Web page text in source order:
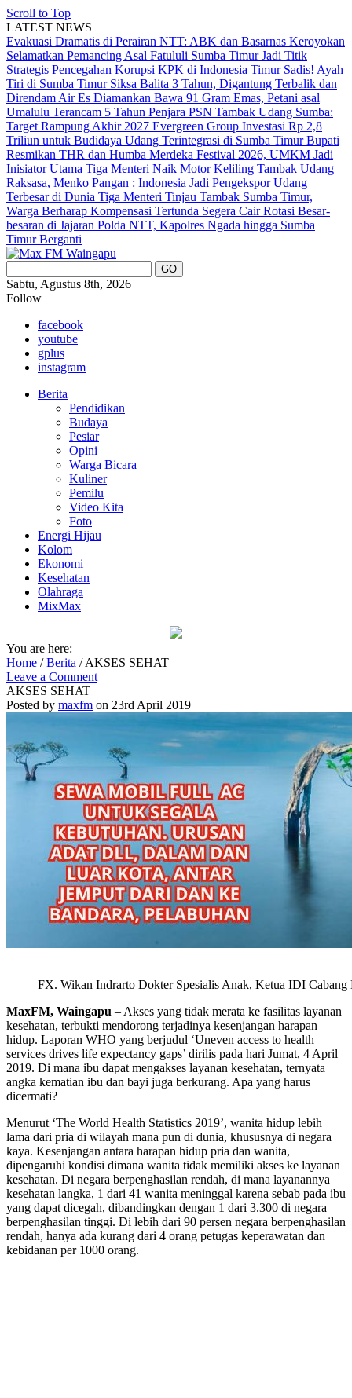
Scroll to Top
LATEST NEWS
Evakuasi Dramatis di Perairan NTT: ABK dan Basarnas Keroyokan
Selamatkan Pemancing Asal Fatululi Sumba Timur Jadi Titik
Strategis Pencegahan Korupsi KPK di Indonesia Timur Sadis! Ayah
Tiri di Sumba Timur Siksa Balita 3 Tahun, Digantung Terbalik dan
Direndam Air Es Diamankan Bawa 91 Gram Emas, Petani asal
Umalulu Terancam 5 Tahun Penjara PSN Tambak Udang Sumba:
Target Rampung Akhir 2027 Evergreen Group Investasi Rp 2,8
Triliun untuk Budidaya Udang Terintegrasi di Sumba TimurBupati
Resmikan THR dan Humba Merdeka Festival 2026, UMKM Jadi
Inisiator Utama Tiga Menteri Naik Motor Keliling Tambak Udang
Raksasa, Menko Pangan : Indonesia Jadi Pengekspor Udang
Terbesar di Dunia Tiga Menteri Tinjau Tambak Sumba Timur,
Warga Berharap Kompensasi Tertunda Segera CairRotasi Besar-
besaran di Jajaran Polda NTT, Kapolres Ngada hingga Sumba
Timur Berganti
Sabtu, Agustus 8th, 2026
Follow
facebook
youtube
gplus
instagram
Berita
Pendidikan
Budaya
Pesiar
Opini
Warga Bicara
Kuliner
Pemilu
Video Kita
Foto
Energi Hijau
Kolom
Ekonomi
Kesehatan
Olahraga
MixMax
You are here:
Home /Berita /AKSES SEHAT
Leave a Comment
AKSES SEHAT
Posted by maxfm on 23rd April 2019
FX. Wikan Indrarto Dokter Spesialis Anak, Ketua IDI
MaxFM, Waingapu – Akses yang tidak merata ke fasilitas layanan
kesehatan, terbukti mendorong terjadinya kesenjangan harapan
hidup. Laporan WHO yang berjudul ‘Uneven access to health
services drives life expectancy gaps’ dirilis pada hari Jumat, 4 April
2019. Di mana ibu dapat mengakses layanan kesehatan, ternyata
angka kematian ibu dan bayi juga berkurang. Apa yang harus
dicermati?
Menurut ‘The World Health Statistics 2019’, wanita hidup lebih
lama dari pria di wilayah mana pun di dunia, khususnya di negara
kaya. Kesenjangan antara harapan hidup pria dan wanita,
dipengaruhi kondisi dimana wanita tidak memiliki akses ke layanan
kesehatan. Di negara berpenghasilan rendah, di mana layanannya
kesehatan langka, 1 dari 41 wanita meninggal karena sebab pada ibu
yang dapat dicegah, dibandingkan dengan 1 dari 3.300 di negara
berpenghasilan tinggi. Di lebih dari 90 persen negara berpenghasilan
rendah, hanya ada kurang dari 4 orang petugas keperawatan dan
kebidanan per 1000 orang.